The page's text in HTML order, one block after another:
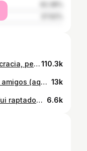
está na hora de lutar pela democracia, pela liberdade & por um mundo melhor ❤️‍🩹110.3k
aos 17 anos, saber que os meus amigos (aqueles que me deviam proteger) gozaram comigo & com a minha roupa foi um daqueles momentos que muda completamente o percurso da vida sinto que a partir daí tive que reconstruir 1001 coisas... entre as quais voltar a confiar :’) mas felizmente a mesma vida que me deu pessoas menos boas, também me deu amigos que me apoiam incondicionalmente portanto... eu e a vida já fizemos as pazes porque aquilo que ela me tirou aos 17 anos, devolveu-me mais tarde 💘 13k
storytime do dia em que quase fui raptado… felizmente as minhas unhas salvaram-me 💅🏼:’) 6.6k